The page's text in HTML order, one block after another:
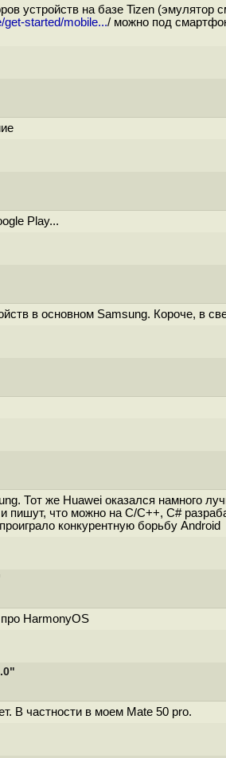
устройств на базе Tizen (эмулятор
get-started/mobile.../ можно под
Play...
в основном Samsung. Короче, в
Тот же Huawei оказался намного
пишут, что можно на C/C++, C#
конкурентную борьбу Android
HarmonyOS
В частности в моем Mate 50 pro.